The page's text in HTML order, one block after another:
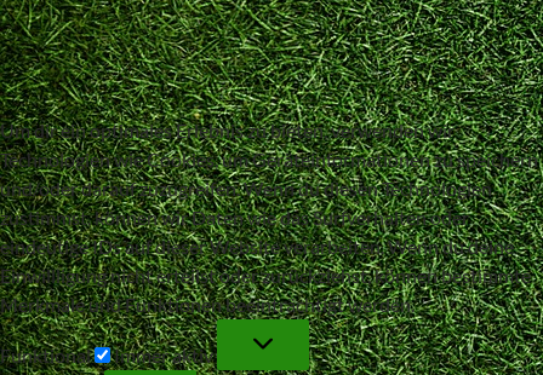
Um dir ein optimales Erlebnis zu bieten, verwenden wir
Technologien wie Cookies, um Geräteinformationen zu speichern
und/oder darauf zuzugreifen. Wenn du diesen Technologien
zustimmst, können wir Daten wie das Surfverhalten oder
eindeutige IDs auf dieser Website verarbeiten. Wenn du deine
Einwillligung nicht erteilst oder zurückziehst, können bestimmte
Merkmale und Funktionen beeinträchtigt werden.
Funktional
Funktional
Immer aktiv